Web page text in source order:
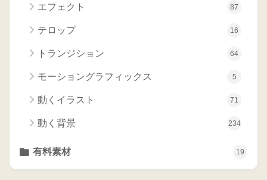
エフェクト 87
テロップ 16
トランジション 64
モーショングラフィックス 5
動くイラスト 71
動く背景 234
有料素材 19